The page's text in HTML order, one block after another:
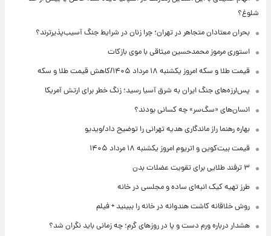
شلوغ؟
بحران معتادان متجاهر در تهران؛ چرا زنان در شرایط جنگ آسیب‌پذیرترند؟
استوری مرموز محمدحسین میثاقی با موی بازکات
قیمت طلا و سکه امروز یکشنبه ۱۸ مرداد ۱۴۰۵/کاهش قیمت طلا و سکه
پس‌لرزه‌های جنگ ایران به شرق آسیا رسید؛ زنگ خطر برای ارتش آمریکا
انسان‌های «سگ‌سر» چه کسانی بودند؟
بهاره رهنما راز ماندگاری هدیه تهرانی را توضیح داد/ویدیو
قیمت بیت‌کوین و اتریوم امروز یکشنبه ۱۸ مرداد ۱۴۰۵
۳ ترفند طلایی برای تقویت عضلات بدن
طرز تهیه کیک انبه‌ای ساده و مجلسی در خانه
روش خلاقانه کاشت هندوانه در خانه را ببینید + فیلم
هشدار درباره ورم دست و پا در روزهای گرم؛ چه زمانی باید نگران شد؟